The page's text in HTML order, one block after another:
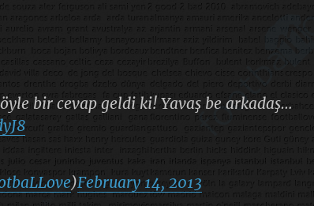
bir cevap geldi ki! Yavaş be arkadaş…
)February 14, 2013